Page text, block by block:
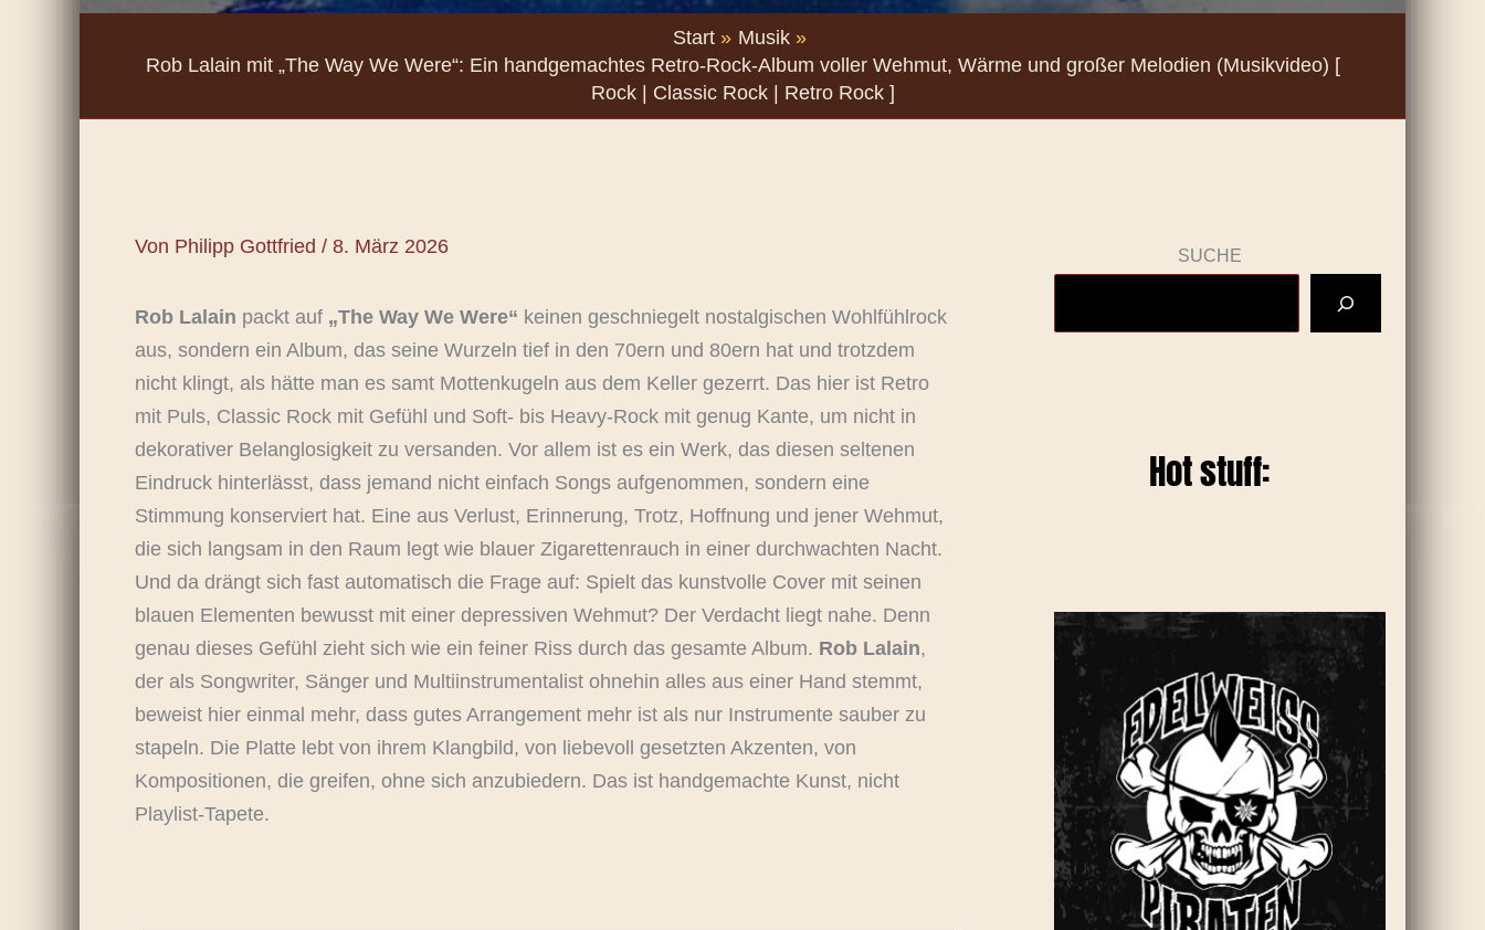
Start
Musik
Rob Lalain mit „The Way We Were“: Ein handgemachtes Retro-Rock-Album voller Wehmut, Wärme und großer Melodien (Musikvideo) [
Rock | Classic Rock | Retro Rock ]
Von Philipp Gottfried / 8. März 2026
Rob Lalain packt auf „The Way We Were“ keinen geschniegelt nostalgischen Wohlfühlrock
aus, sondern ein Album, das seine Wurzeln tief in den 70ern und 80ern hat und trotzdem
nicht klingt, als hätte man es samt Mottenkugeln aus dem Keller gezerrt. Das hier ist Retro
mit Puls, Classic Rock mit Gefühl und Soft- bis Heavy-Rock mit genug Kante, um nicht in
dekorativer Belanglosigkeit zu versanden. Vor allem ist es ein Werk, das diesen seltenen
Eindruck hinterlässt, dass jemand nicht einfach Songs aufgenommen, sondern eine
Stimmung konserviert hat. Eine aus Verlust, Erinnerung, Trotz, Hoffnung und jener Wehmut,
die sich langsam in den Raum legt wie blauer Zigarettenrauch in einer durchwachten Nacht.
Und da drängt sich fast automatisch die Frage auf: Spielt das kunstvolle Cover mit seinen
blauen Elementen bewusst mit einer depressiven Wehmut? Der Verdacht liegt nahe. Denn
genau dieses Gefühl zieht sich wie ein feiner Riss durch das gesamte Album. Rob Lalain,
der als Songwriter, Sänger und Multiinstrumentalist ohnehin alles aus einer Hand stemmt,
beweist hier einmal mehr, dass gutes Arrangement mehr ist als nur Instrumente sauber zu
stapeln. Die Platte lebt von ihrem Klangbild, von liebevoll gesetzten Akzenten, von
Kompositionen, die greifen, ohne sich anzubiedern. Das ist handgemachte Kunst, nicht
Playlist-Tapete.
SUCHE
Hot stuff: